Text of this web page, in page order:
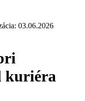
03.06.2026
kuriéra